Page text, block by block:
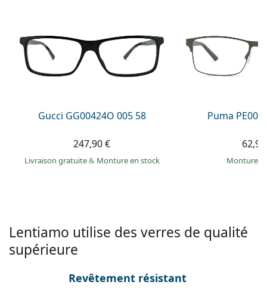
Prada
Toutes les marques
Gucci GG00424O 005 58
247,90 €
Livraison gratuite& Monture en stock
Puma
Monture
Lentiamo utilise des verres de qualité
supérieure
Revêtement résistant